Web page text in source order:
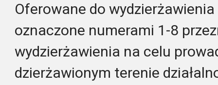
Oferowane do
oznaczone numerami 1-8
wydzierżawienia na celu
dzierżawionym terenie